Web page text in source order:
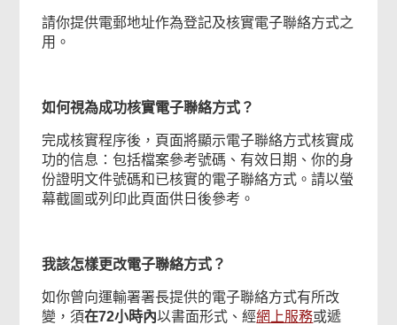
請你提供電郵地址作為登記及核實電子聯絡方式之
用。
如何視為成功核實電子聯絡方式？
完成核實程序後，頁面將顯示電子聯絡方式核實成
功的信息：包括檔案參考號碼、有效日期、你的身
份證明文件號碼和已核實的電子聯絡方式。請以螢
幕截圖或列印此頁面供日後參考。
我該怎樣更改電子聯絡方式？
如你曾向運輸署署長提供的電子聯絡方式有所改
變，須在72小時內以書面形式、經網上服務或遞